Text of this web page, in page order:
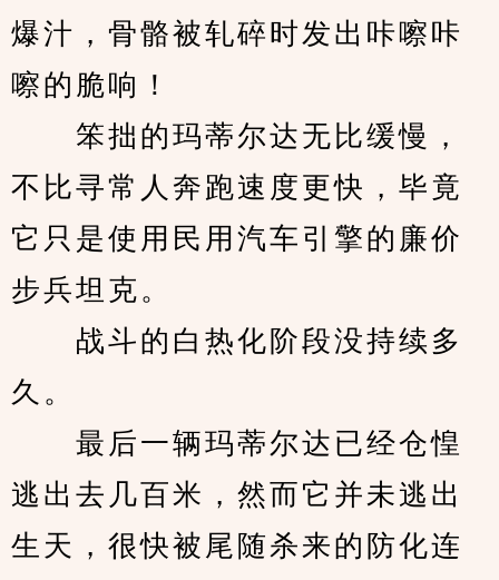
爆汁，骨骼被轧碎时发出咔嚓咔
嚓的脆响！
笨拙的玛蒂尔达无比缓慢，
不比寻常人奔跑速度更快，毕竟
它只是使用民用汽车引擎的廉价
步兵坦克。
战斗的白热化阶段没持续多
久。
最后一辆玛蒂尔达已经仓惶
逃出去几百米，然而它并未逃出
生天，很快被尾随杀来的防化连